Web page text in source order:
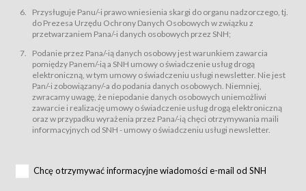
dnia 18 lipca 2002 r. o świadczeniu usług drogą elektroniczną (Dz.U. z 2002
r., Nr 144, poz. 1204, z późń. zm.). Usługi świadczone są nieodpłatnie.
Na zasadach określonych w Regulaminie dostęp do Serwisu jest otwarty dla
Usługobiorca przed rozpoczęciem korzystania z Serwisu jest zobowiązany
zapoznać się z Regulaminem. Założenie konta w Serwisie oraz zamówienie
usługi newsletter za pośrednictwem przeznaczonego do tego formularza
zamieszczonego na stronach Serwisu dostępnych dla wszystkich
Usługobiorców wymaga akceptacji postanowień Regulaminu.
Usługobiorca zobowiązany jest do przestrzegania postanowień Regulaminu
od chwili rozpoczęcia korzystania z Serwisu.
Regulamin jest udostępniony Usługobiorcom nieodpłatnie za
Warunki techniczne korzystania z Usług
Przysługuje Panu/-i prawo wniesienia skargi do organu nadzorczego, tj.
do Prezesa Urzędu Ochrony Danych Osobowych w związku z
przetwarzaniem Pana/-i danych osobowych przez SNH;
Podanie przez Pana/-ią danych osobowy jest warunkiem zawarcia
pomiędzy Panem/-ią a SNH umowy o świadczenie usług drogą
elektroniczną, w tym umowy o świadczeniu usługi newsletter. Nie jest
Pan/-i zobowiązany/-a do podania danych osobowych. Niemniej,
zwracamy uwagę, że niepodanie danych osobowych uniemożliwi
zawarcie i realizację umowy o świadczenie usług drogą elektroniczną
oraz w przypadku wyrażenia przez Pana/-ią chęci otrzymywania maili
informacyjnych od SNH - umowy o świadczeniu usługi newsletter.
Chcę otrzymywać informacyjne wiadomości e-mail od SNH